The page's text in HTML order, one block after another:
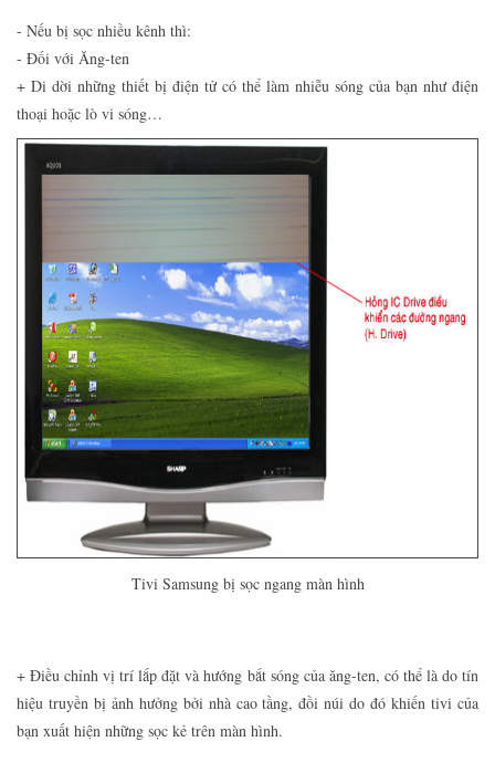
- Nếu bị sọc nhiều kênh thì:
- Đối với Ăng-ten
+ Di dời những thiết bị điện tử có thể làm nhiễu sóng của bạn như điện
thoại hoặc lò vi sóng…
Tivi Samsung bị sọc ngang màn hình
+ Điều chỉnh vị trí lắp đặt và hướng bắt sóng của ăng-ten, có thể là do tín
hiệu truyền bị ảnh hưởng bởi nhà cao tầng, đồi núi do đó khiến tivi của
bạn xuất hiện những sọc kẻ trên màn hình.